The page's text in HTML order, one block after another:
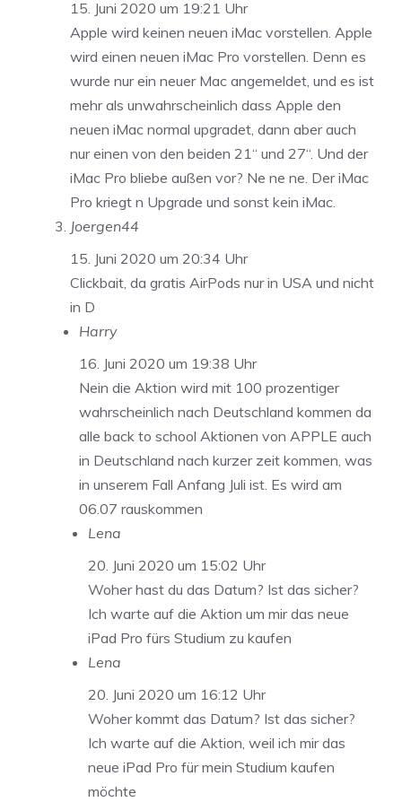
15. Juni 2020 um 19:21 Uhr
Apple wird keinen neuen iMac vorstellen. Apple
wird einen neuen iMac Pro vorstellen. Denn es
wurde nur ein neuer Mac angemeldet, und es ist
mehr als unwahrscheinlich dass Apple den
neuen iMac normal upgradet, dann aber auch
nur einen von den beiden 21“ und 27“. Und der
iMac Pro bliebe außen vor? Ne ne ne. Der iMac
Pro kriegt n Upgrade und sonst kein iMac.
Joergen44
15. Juni 2020 um 20:34 Uhr
Clickbait, da gratis AirPods nur in USA und nicht
in D
Harry
16. Juni 2020 um 19:38 Uhr
Nein die Aktion wird mit 100 prozentiger
wahrscheinlich nach Deutschland kommen da
alle back to school Aktionen von APPLE auch
in Deutschland nach kurzer zeit kommen, was
in unserem Fall Anfang Juli ist. Es wird am
06.07 rauskommen
Lena
20. Juni 2020 um 15:02 Uhr
Woher hast du das Datum? Ist das sicher?
Ich warte auf die Aktion um mir das neue
iPad Pro fürs Studium zu kaufen
Lena
20. Juni 2020 um 16:12 Uhr
Woher kommt das Datum? Ist das sicher?
Ich warte auf die Aktion, weil ich mir das
neue iPad Pro für mein Studium kaufen
möchte